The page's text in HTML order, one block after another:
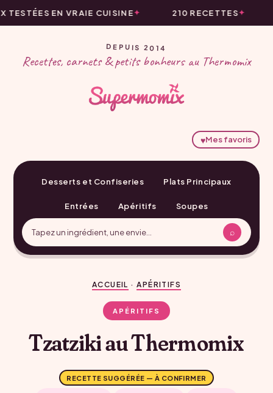
EN VRAIE CUISINE 210 RECETTES
DEPUIS 2014
Recettes, carnets & petits bonheurs au Thermomix
♥Mes favoris
Desserts et Confiseries Plats Principaux
Entrées Apéritifs Soupes
⌕
ACCUEIL ·APÉRITIFS
APÉRITIFS
Tzatziki au Thermomix
RECETTE SUGGÉRÉE — À CONFIRMER